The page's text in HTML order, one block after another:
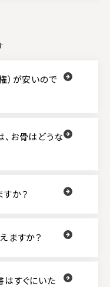
）が安いので
お骨はどうな
か？
ますか？
すぐにいた